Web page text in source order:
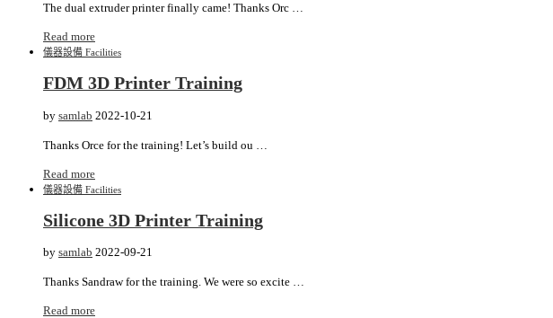
The dual extruder printer finally came! Thanks Orc …
Read more
儀器設備 Facilities
FDM 3D Printer Training
by samlab 2022-10-21
Thanks Orce for the training! Let’s build ou …
Read more
儀器設備 Facilities
Silicone 3D Printer Training
by samlab 2022-09-21
Thanks Sandraw for the training. We were so excite …
Read more